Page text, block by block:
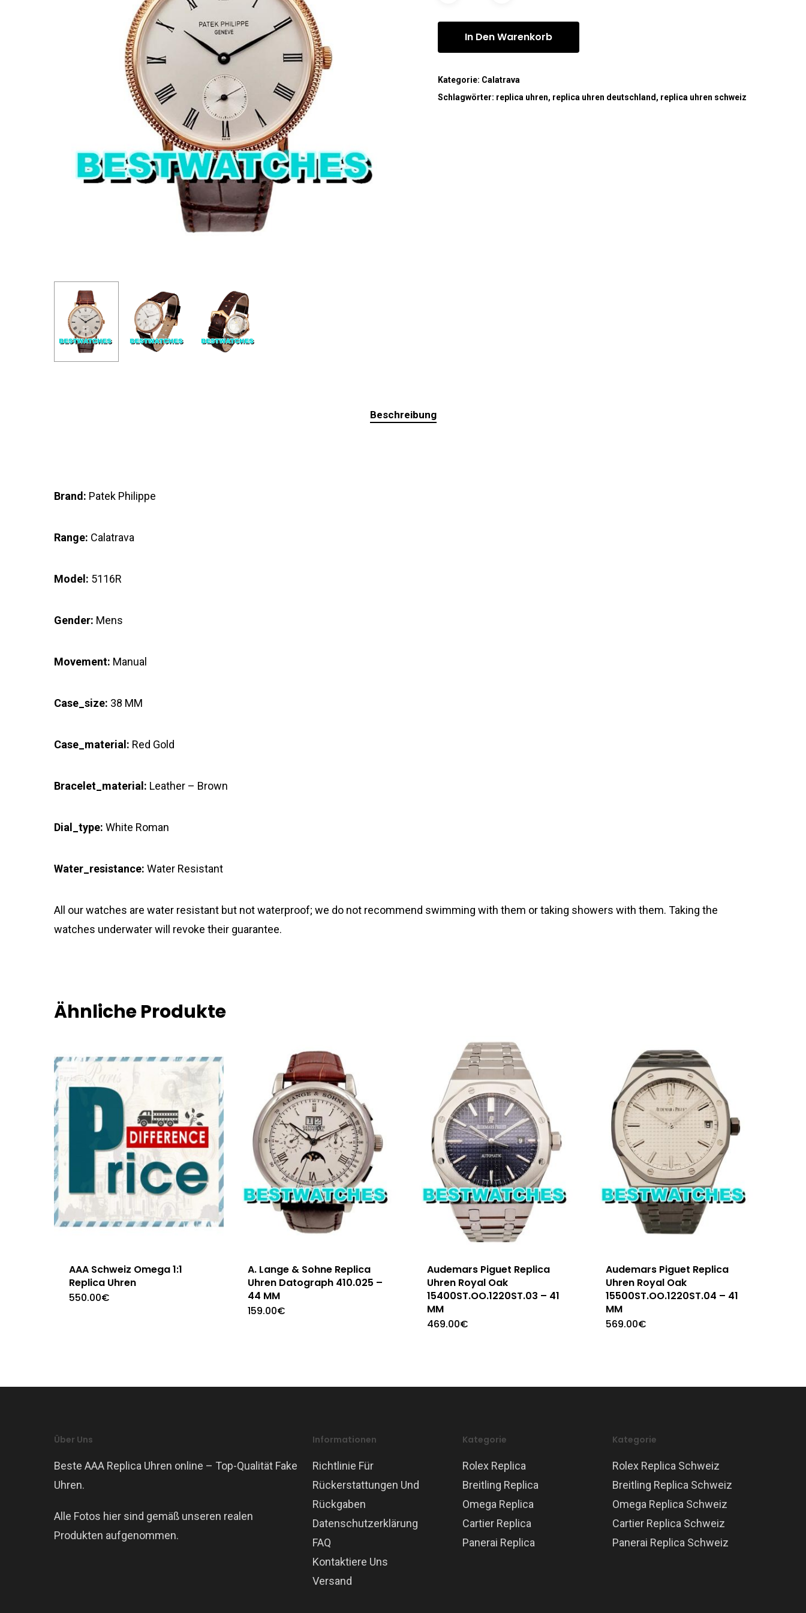
In Den Warenkorb
Kategorie: Calatrava
Schlagwörter: replica uhren, replica uhren deutschland , replica uhren schweiz
Beschreibung
Brand: Patek Philippe
Range: Calatrava
Model: 5116R
Gender: Mens
Movement: Manual
Case_size: 38 MM
Case_material: Red Gold
Bracelet_material: Leather – Brown
Dial_type: White Roman
Water_resistance: Water Resistant
All our watches are water resistant but not waterproof; we do not recommend swimming with them or taking showers with them. Taking the
watches underwater will revoke their guarantee.
Ähnliche Produkte
AAA Schweiz Omega 1:1
Replica Uhren
550.00€
A. Lange & Sohne Replica
Uhren Datograph 410.025 –
44 MM
159.00€
Audemars Piguet Replica
Uhren Royal Oak
15400ST.OO.1220ST.03 – 41
MM
469.00€
Audemars Piguet Replica
Uhren Royal Oak
15500ST.OO.1220ST.04 – 41
MM
569.00€
Über Uns
Beste AAA Replica Uhren online – Top-Qualität Fake
Uhren.
Alle Fotos hier sind gemäß unseren realen
Produkten aufgenommen.
Informationen
Richtlinie Für
Rückerstattungen Und
Rückgaben
Datenschutzerklärung
FAQ
Kontaktiere Uns
Versand
Kategorie
Rolex Replica
Breitling Replica
Omega Replica
Cartier Replica
Panerai Replica
Kategorie
Rolex Replica Schweiz
Breitling Replica Schweiz
Omega Replica Schweiz
Cartier Replica Schweiz
Panerai Replica Schweiz